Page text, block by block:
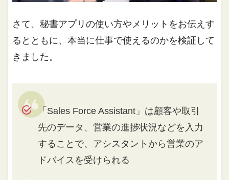
さて、秘書アプリの使い方やメリットをお伝えす
るとともに、本当に仕事で使えるのかを検証して
きました。
「Sales Force Assistant」は顧客や取引
先のデータ、営業の進捗状況などを入力
することで、アシスタントから営業のア
ドバイスを受けられる